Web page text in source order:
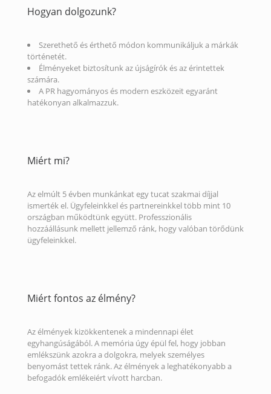
Hogyan dolgozunk?
Szerethető és érthető módon kommunikáljuk a márkák
történetét.
Élményeket biztosítunk az újságírók és az érintettek
számára.
A PR hagyományos és modern eszközeit egyaránt
hatékonyan alkalmazzuk.
Miért mi?
Az elmúlt 5 évben munkánkat egy tucat szakmai díjjal
ismerték el. Ügyfeleinkkel és partnereinkkel több mint 10
országban működtünk együtt. Professzionális
hozzáállásunk mellett jellemző ránk, hogy valóban törődünk
ügyfeleinkkel.
Miért fontos az élmény?
Az élmények kizökkentenek a mindennapi élet
egyhangúságából. A memória úgy épül fel, hogy jobban
emlékszünk azokra a dolgokra, melyek személyes
benyomást tettek ránk. Az élmények a leghatékonyabb a
befogadók emlékeiért vívott harcban.